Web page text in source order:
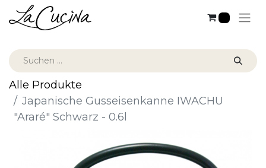
Alle Produkte
Japanische Gusseisenkanne IWACHU
"Araré" Schwarz - 0.6l